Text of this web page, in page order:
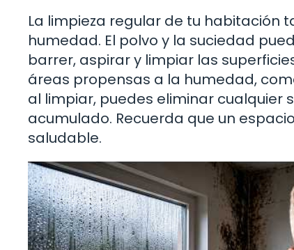
La limpieza regular de tu habitación
humedad. El polvo y la suciedad
barrer, aspirar y limpiar las
áreas propensas a la humedad,
al limpiar, puedes eliminar cualquier
acumulado. Recuerda que un
saludable.